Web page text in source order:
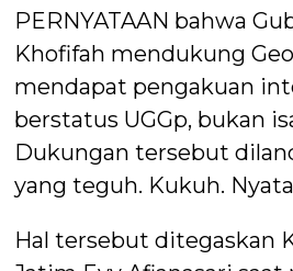
PERNYATAAN bahwa
Khofifah mendukung
mendapat pengakuan
berstatus UGGp, bukan
Dukungan tersebut
yang teguh. Kukuh.
Hal tersebut ditegaskan